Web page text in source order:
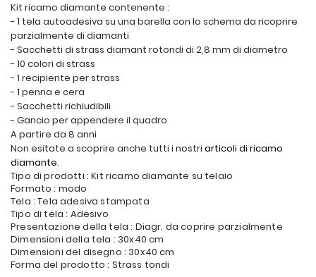
Kit ricamo diamante contenente :
- 1 tela autoadesiva su una barella con lo schema da ricoprire
parzialmente di diamanti
- Sacchetti di strass diamant rotondi di 2,8 mm di diametro
- 10 colori di strass
- 1 recipiente per strass
- 1 penna e cera
- Sacchetti richiudibili
- Gancio per appendere il quadro
A partire da 8 anni
Non esitate a scoprire anche tutti i nostri articoli di ricamo
diamante.
Tipo di prodotti : Kit ricamo diamante su telaio
Formato : modo
Tela : Tela adesiva stampata
Tipo di tela : Adesivo
Presentazione della tela : Diagr. da coprire parzialmente
Dimensioni della tela : 30x40 cm
Dimensioni del disegno : 30x40 cm
Forma del prodotto : Strass tondi